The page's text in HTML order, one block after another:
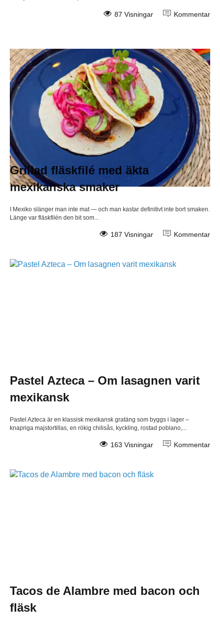
Kommentar
87 Visningar
Grillad fläskfilé med äkta
mexikanska smaker
I Mexiko slänger man inte mat — och man kastar definitivt inte bort smaken.
Länge var fläskfilén den bit som...
Kommentar
187 Visningar
Pastel Azteca – Om lasagnen varit
mexikansk
Pastel Azteca är en klassisk mexikansk gratäng som byggs i lager –
knapriga majstortillas, en rökig chilisås, kyckling, rostad poblano,...
Kommentar
163 Visningar
Tacos de Alambre med bacon och
fläsk